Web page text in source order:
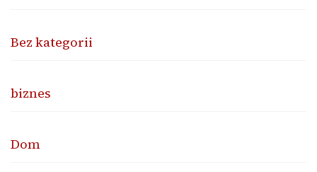
Bez kategorii
biznes
Dom